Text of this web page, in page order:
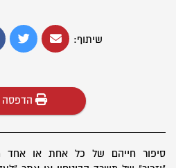
שיתוף:
הדפסה
סיפור חייהם של כל אחת או אחד